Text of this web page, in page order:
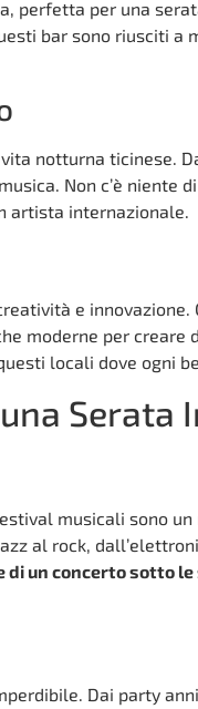
perfetta per una
bar sono riusciti a
notturna ticinese.
Non c’è niente
artista internazionale.
e innovazione.
moderne per creare
locali dove ogni
Serata
musicali sono un
al rock,
di un concerto sotto
Dai party